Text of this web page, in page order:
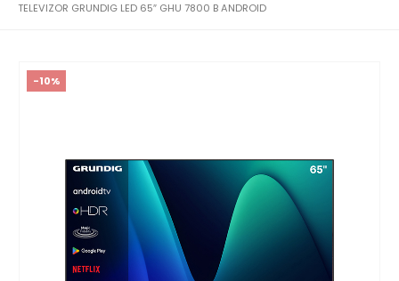
TELEVIZOR GRUNDIG LED 65″ GHU 7800 B ANDROID
-10%